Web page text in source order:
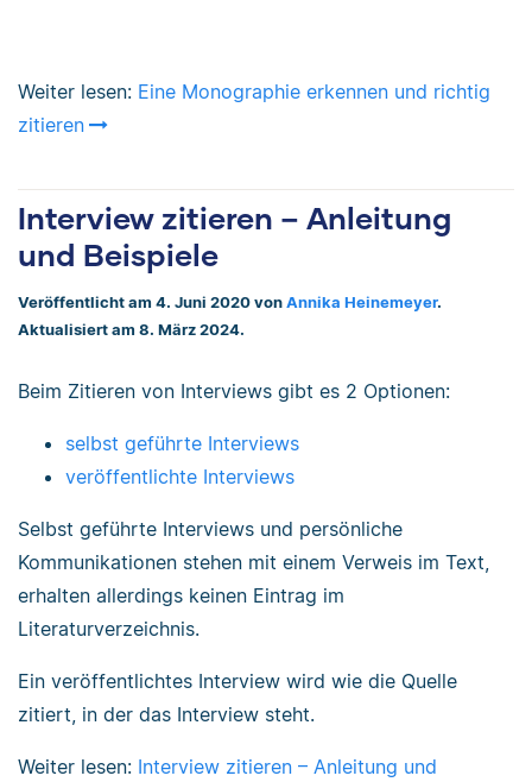
Weiter lesen: Eine Monographie erkennen und richtig
zitieren
Interview zitieren – Anleitung
und Beispiele
Veröffentlicht am 4. Juni 2020 von Annika Heinemeyer.
Aktualisiert am 8. März 2024.
Beim Zitieren von Interviews gibt es 2 Optionen:
selbst geführte Interviews
veröffentlichte Interviews
Selbst geführte Interviews und persönliche
Kommunikationen stehen mit einem Verweis im Text,
erhalten allerdings keinen Eintrag im
Literaturverzeichnis.
Ein veröffentlichtes Interview wird wie die Quelle
zitiert, in der das Interview steht.
Weiter lesen: Interview zitieren – Anleitung und